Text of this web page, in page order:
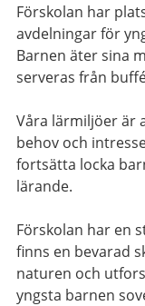
Förskolan har
avdelningar för
Barnen äter sina
serveras från
Våra lärmiljöer är
behov och
fortsätta locka
lärande.
Förskolan har en
finns en bevarad
naturen och
yngsta barnen